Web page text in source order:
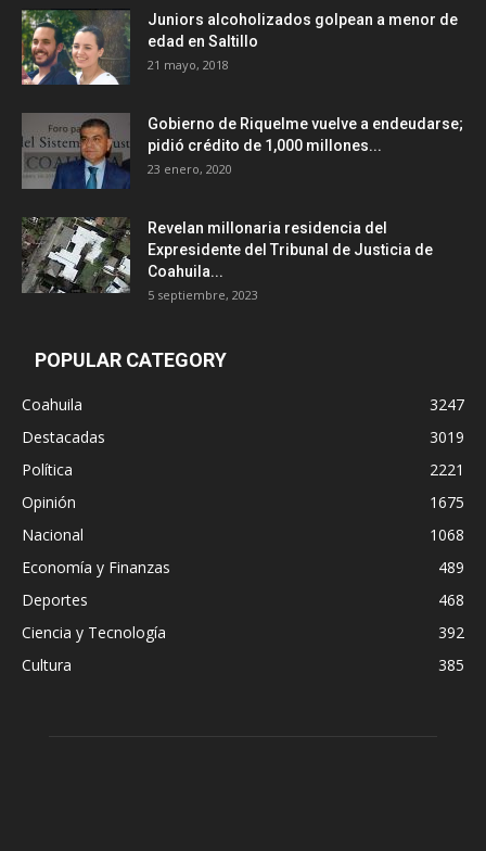
Juniors alcoholizados golpean a menor de
edad en Saltillo
21 mayo, 2018
Gobierno de Riquelme vuelve a endeudarse;
pidió crédito de 1,000 millones...
23 enero, 2020
Revelan millonaria residencia del
Expresidente del Tribunal de Justicia de
Coahuila...
5 septiembre, 2023
POPULAR CATEGORY
Coahuila
3247
Destacadas
3019
Política
2221
Opinión
1675
Nacional
1068
Economía y Finanzas
489
Deportes
468
Ciencia y Tecnología
392
Cultura
385